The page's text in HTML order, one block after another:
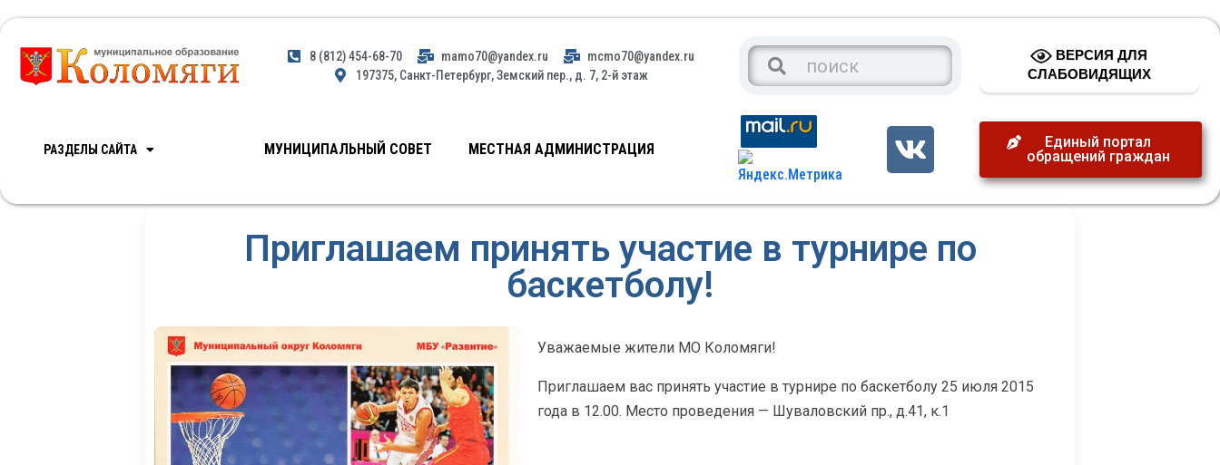
8 (812) 454-68-70 mamo70@yandex.ru
mcmo70@yandex.ru
197375, Санкт-Петербург, Земский пер., д. 7, 2-й этаж
ВЕРСИЯ ДЛЯ
СЛАБОВИДЯЩИХ
РАЗДЕЛЫ САЙТА МУНИЦИПАЛЬНЫЙ СОВЕТ МЕСТНАЯ АДМИНИСТРАЦИЯ
Единый портал
обращений граждан
Приглашаем принять участие в турнире по
баскетболу!
Уважаемые жители МО Коломяги!
Приглашаем вас принять участие в турнире по баскетболу 25 июля 2015
года в 12.00. Место проведения — Шуваловский пр., д.41, к.1